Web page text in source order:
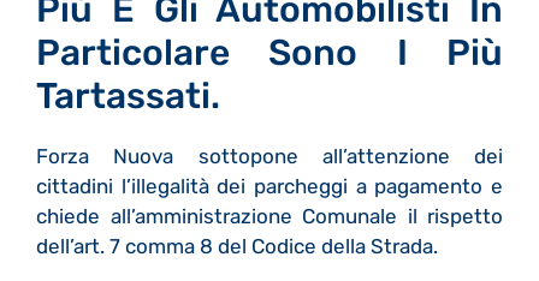
Più E Gli Automobilisti In
Particolare Sono I Più
Tartassati.
Forza Nuova sottopone all’attenzione dei
cittadini l’illegalità dei parcheggi a pagamento e
chiede all’amministrazione Comunale il rispetto
dell’art. 7 comma 8 del Codice della Strada.